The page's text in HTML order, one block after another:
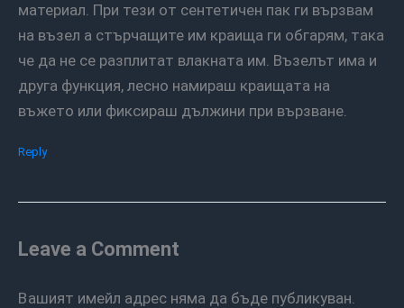
материал. При тези от сентетичен пак ги вързвам
на възел а стърчащите им краища ги обгарям, така
че да не се разплитат влакната им. Възелът има и
друга функция, лесно намираш краищата на
въжето или фиксираш дължини при вързване.
Reply
Leave a Comment
Вашият имейл адрес няма да бъде публикуван.